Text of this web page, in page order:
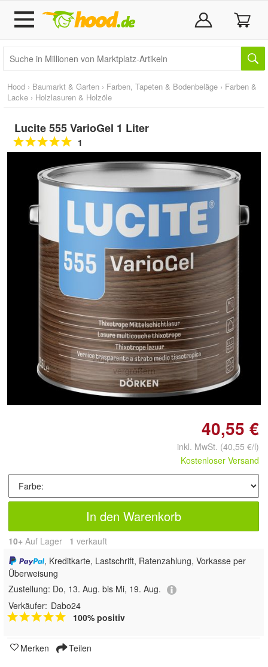
Hood › Baumarkt & Garten › Farben, Tapeten & Bodenbeläge › Farben &
Lacke › Holzlasuren & Holzöle
Lucite 555 VarioGel 1 Liter
1
Doppelt antippen zum
vergrößern
40,55 €
inkl. MwSt. (40,55 €/l)
Kostenloser Versand
In den Warenkorb
10+ Auf Lager 1 verkauft
, Kreditkarte, Lastschrift, Ratenzahlung, Vorkasse per
Überweisung
Zustellung: Do, 13. Aug. bis Mi, 19. Aug.
Verkäufer: Dabo24
100% positiv
Merken Teilen